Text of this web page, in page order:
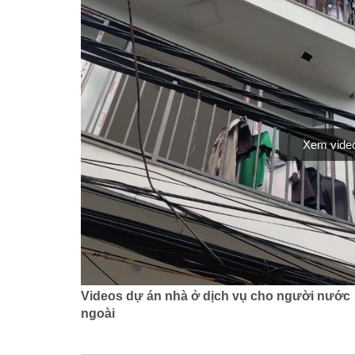
Xem
Videos dự án nhà ở dịch vụ cho người nước
ngoài